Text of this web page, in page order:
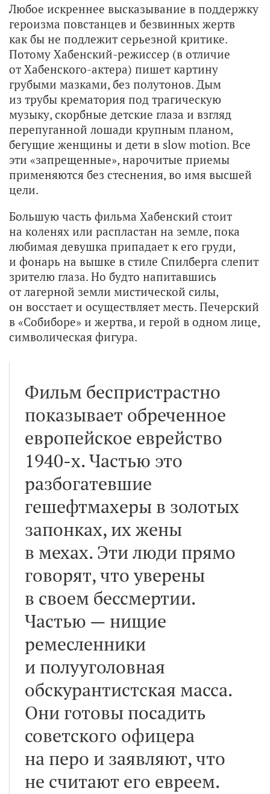
Любое искреннее высказывание в поддержку
героизма повстанцев и безвинных жертв
как бы не подлежит серьезной критике.
Потому Хабенский-режиссер (в отличие
от Хабенского-актера) пишет картину
грубыми мазками, без полутонов. Дым
из трубы крематория под трагическую
музыку, скорбные детские глаза и взгляд
перепуганной лошади крупным планом,
бегущие женщины и дети в slow motion. Все
эти «запрещенные», нарочитые приемы
применяются без стеснения, во имя высшей
цели.
Большую часть фильма Хабенский стоит
на коленях или распластан на земле, пока
любимая девушка припадает к его груди,
и фонарь на вышке в стиле Спилберга слепит
зрителю глаза. Но будто напитавшись
от лагерной земли мистической силы,
он восстает и осуществляет месть. Печерский
в «Собиборе» и жертва, и герой в одном лице,
символическая фигура.
Фильм беспристрастно
показывает обреченное
европейское еврейство
1940-х. Частью это
разбогатевшие
гешефтмахеры в золотых
запонках, их жены
в мехах. Эти люди прямо
говорят, что уверены
в своем бессмертии.
Частью — нищие
ремесленники
и полууголовная
обскурантистская масса.
Они готовы посадить
советского офицера
на перо и заявляют, что
не считают его евреем.